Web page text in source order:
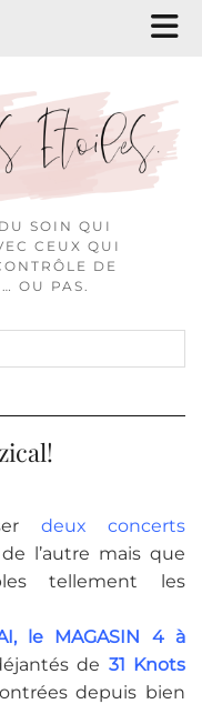
SOIN QUI
CEUX QUI
DE
OU PAS.
deux concerts
l’autre mais que
tellement les
le MAGASIN 4 à
de 31 Knots
depuis bien